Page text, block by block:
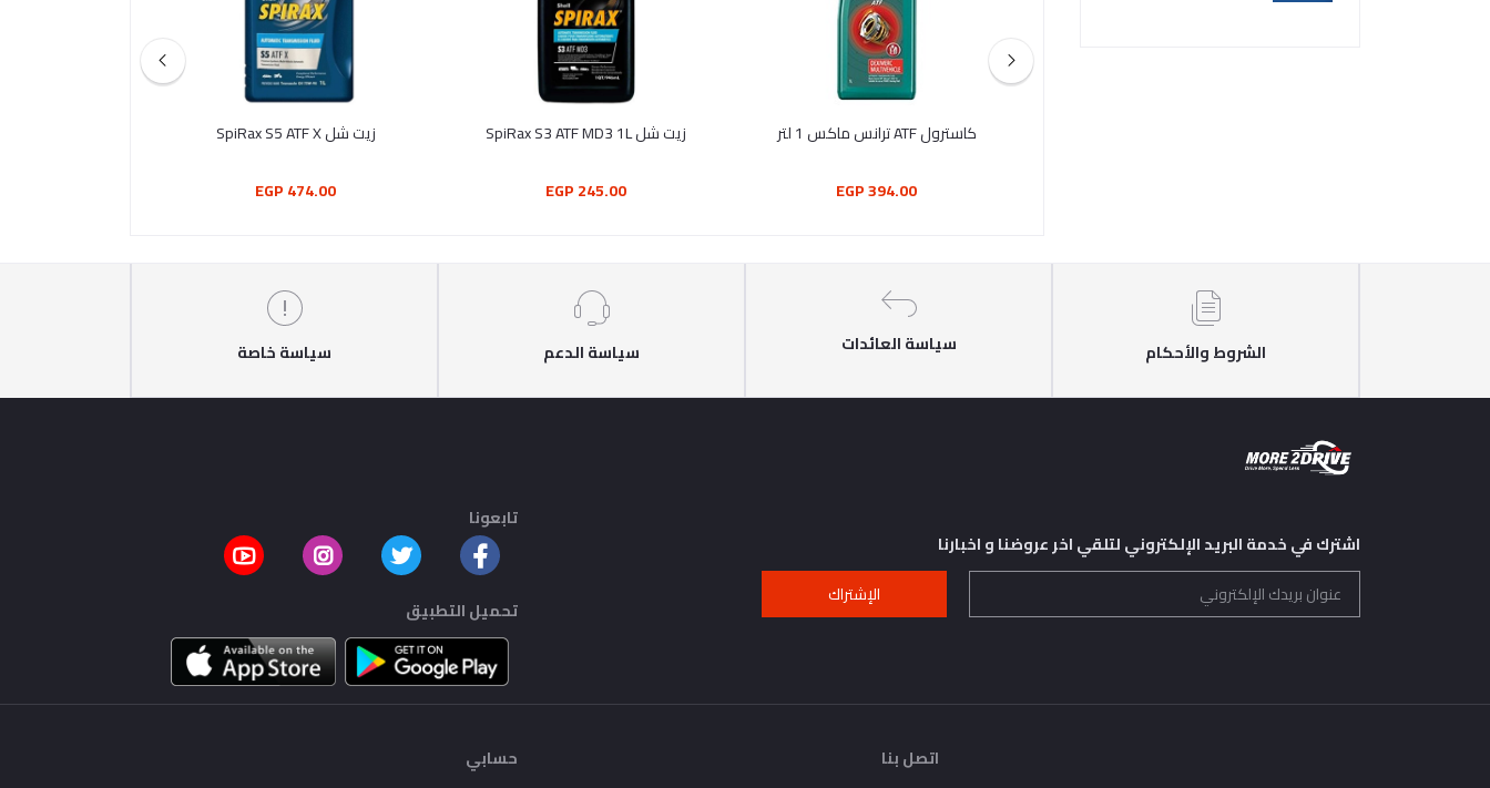
كاسترول ATF ترانس ماكس 1 لتر
394.00 EGP
زيت شل SpiRax S3 ATF MD3 1L
245.00 EGP
زيت شل SpiRax S5 ATF X
474.00 EGP
الشروط والأحكام سياسة العائدات سياسة الدعم سياسة خاصة
اشترك في خدمة البريد الإلكتروني لتلقي اخر عروضنا و اخبارنا
الإشتراك
تابعونا
تحميل التطبيق
اتصل بنا حسابي